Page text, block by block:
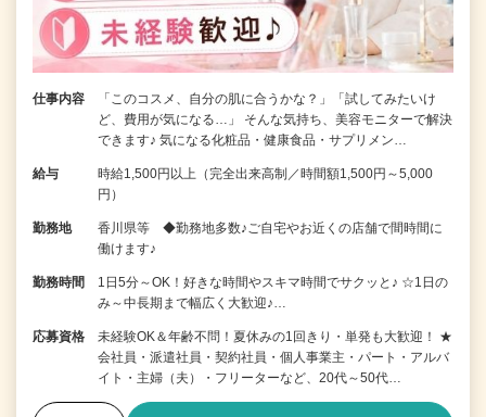
仕事内容
「このコスメ、自分の肌に合うかな？」「試してみたいけ
ど、費用が気になる…」 そんな気持ち、美容モニターで解決
できます♪ 気になる化粧品・健康食品・サプリメン…
給与
時給1,500円以上（完全出来高制／時間額1,500円～5,000
円）
勤務地
香川県等 ◆勤務地多数♪ご自宅やお近くの店舗で間時間に
働けます♪
勤務時間
1日5分～OK！好きな時間やスキマ時間でサクッと♪ ☆1日の
み～中長期まで幅広く大歓迎♪…
応募資格
未経験OK＆年齢不問！夏休みの1回きり・単発も大歓迎！ ★
会社員・派遣社員・契約社員・個人事業主・パート・アルバ
イト・主婦（夫）・フリーターなど、20代～50代…